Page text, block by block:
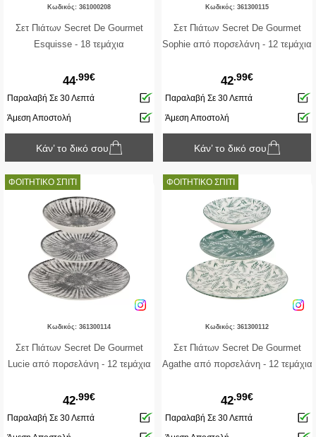
Κωδικός: 361000208
Σετ Πιάτων Secret De Gourmet
Esquisse - 18 τεμάχια
44.99€
Παραλαβή Σε 30 Λεπτά
Άμεση Αποστολή
Κάν’ το δικό σου
Κωδικός: 361300115
Σετ Πιάτων Secret De Gourmet
Sophie από πορσελάνη - 12 τεμάχια
42.99€
Παραλαβή Σε 30 Λεπτά
Άμεση Αποστολή
Κάν’ το δικό σου
ΦΟΙΤΗΤΙΚΟ ΣΠΙΤΙ
Κωδικός: 361300114
Σετ Πιάτων Secret De Gourmet
Lucie από πορσελάνη - 12 τεμάχια
42.99€
Παραλαβή Σε 30 Λεπτά
ΦΟΙΤΗΤΙΚΟ ΣΠΙΤΙ
Κωδικός: 361300112
Σετ Πιάτων Secret De Gourmet
Agathe από πορσελάνη - 12 τεμάχια
42.99€
Παραλαβή Σε 30 Λεπτά